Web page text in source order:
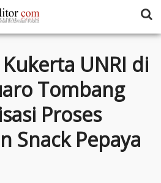
UNRI di
Tombang
Proses
Snack Pepaya